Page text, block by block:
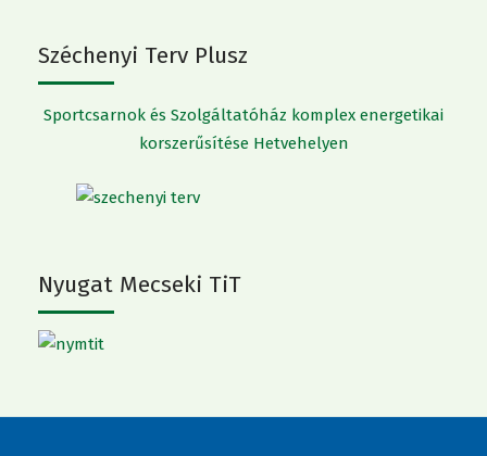
Széchenyi Terv Plusz
Sportcsarnok és Szolgáltatóház komplex energetikai
korszerűsítése Hetvehelyen
Nyugat Mecseki TiT